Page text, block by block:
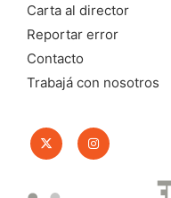
Carta al director
Reportar error
Contacto
Trabajá con nosotros